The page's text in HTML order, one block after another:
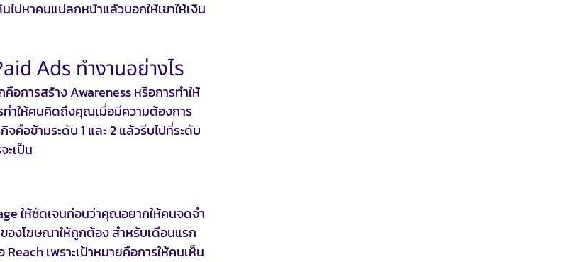
ปหาคนแปลกหน้าแล้วบอกให้เขาให้เงิน
Ads ทำงานอย่างไร
การสร้าง Awareness หรือการทำให้
ำให้คนคิดถึงคุณเมื่อมีความต้องการ
คือข้ามระดับ 1 และ 2 แล้วรีบไปที่ระดับ
ะเป็น
ให้ชัดเจนก่อนว่าคุณอยากให้คนจดจำ
องโฆษณาให้ถูกต้อง สำหรับเดือนแรก
เพราะเป้าหมายคือการให้คนเห็น